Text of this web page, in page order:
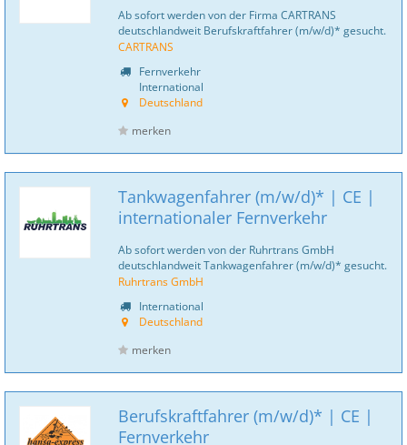
Ab sofort werden von der Firma CARTRANS
deutschlandweit Berufskraftfahrer (m/w/d)* gesucht.
CARTRANS
Fernverkehr
International
Deutschland
merken
Tankwagenfahrer (m/w/d)* | CE |
internationaler Fernverkehr
Ab sofort werden von der Ruhrtrans GmbH
deutschlandweit Tankwagenfahrer (m/w/d)* gesucht.
Ruhrtrans GmbH
International
Deutschland
merken
Berufskraftfahrer (m/w/d)* | CE |
Fernverkehr